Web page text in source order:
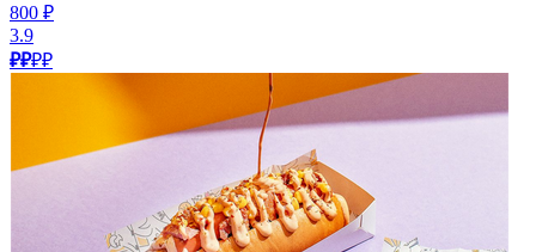
800 ₽
3.9
₽₽₽₽